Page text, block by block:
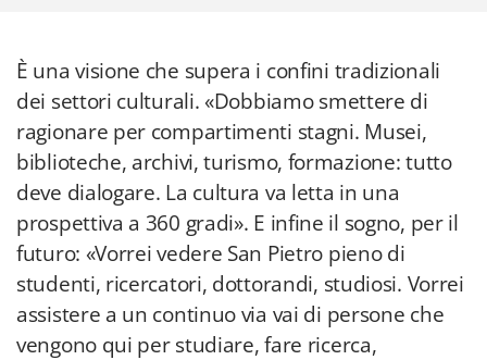
È una visione che supera i confini tradizionali
dei settori culturali. «Dobbiamo smettere di
ragionare per compartimenti stagni. Musei,
biblioteche, archivi, turismo, formazione: tutto
deve dialogare. La cultura va letta in una
prospettiva a 360 gradi». E infine il sogno, per il
futuro: «Vorrei vedere San Pietro pieno di
studenti, ricercatori, dottorandi, studiosi. Vorrei
assistere a un continuo via vai di persone che
vengono qui per studiare, fare ricerca,